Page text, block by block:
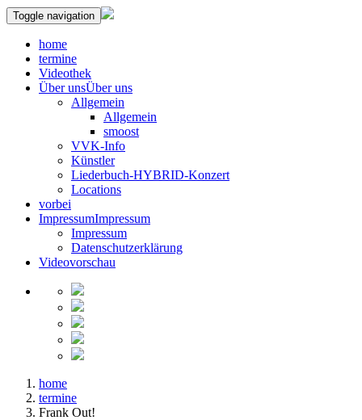
Toggle navigation
home
termine
Videothek
Über unsÜber uns
Allgemein
Allgemein
smoost
VVK-Info
Künstler
Liederbuch-HYBRID-Konzert
Locations
vorbei
ImpressumImpressum
Impressum
Datenschutzerklärung
Videovorschau
home
termine
Frank Out!